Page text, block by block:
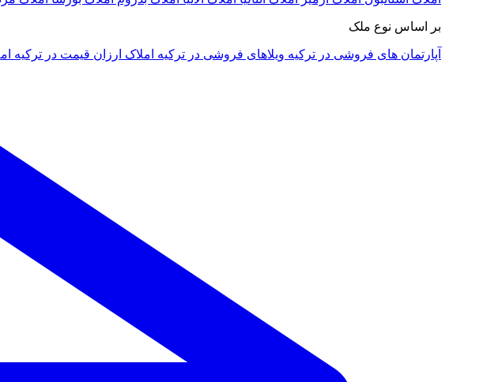
بر اساس نوع ملک
آپارتمان های فروشی در ترکیه ویلاهای فروشی در ترکیه املاک ارزان قیمت در ترکیه